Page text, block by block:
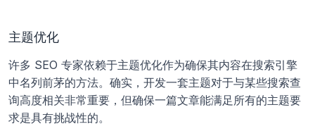
主题优化
许多 SEO 专家依赖于主题优化作为确保其内容在搜索引擎
中名列前茅的方法。确实，开发一套主题对于与某些搜索查
询高度相关非常重要，但确保一篇文章能满足所有的主题要
求是具有挑战性的。